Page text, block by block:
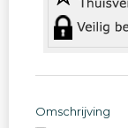
Omschrijving